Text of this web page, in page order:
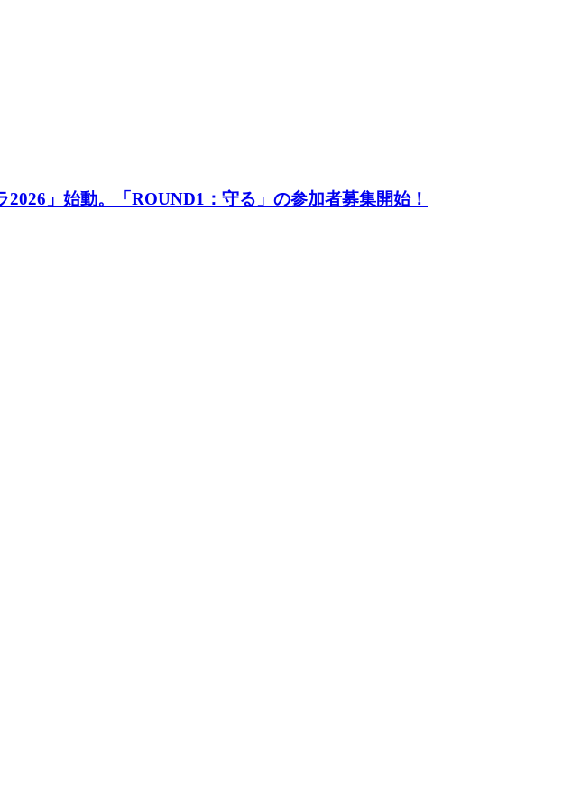
」始動。「ROUND1：守る」の参加者募集開始！